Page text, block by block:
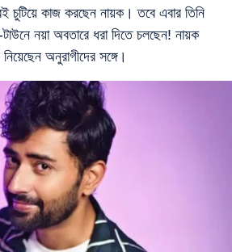
চুটিয়ে কাজ করছেন নায়ক। তবে এবার তিনি
টাউনে নয়া অবতারে ধরা দিতে চলছেন! নায়ক
অনুরাগীদের সঙ্গে।